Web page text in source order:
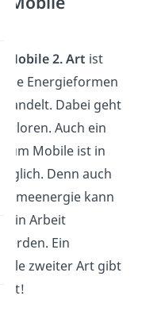
Mobile 2. Art ist
die Energieformen
Dabei geht
Auch ein
Mobile ist in
Denn auch
kann
in Arbeit
Ein
zweiter Art gibt